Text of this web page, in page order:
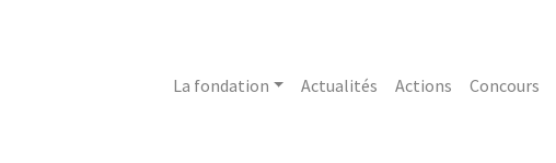
La fondation Actualités Actions Concours